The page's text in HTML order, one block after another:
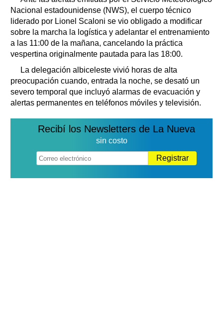
Nacional estadounidense (NWS), el cuerpo técnico
liderado por Lionel Scaloni se vio obligado a modificar
sobre la marcha la logística y adelantar el entrenamiento
a las 11:00 de la mañana, cancelando la práctica
vespertina originalmente pautada para las 18:00.
La delegación albiceleste vivió horas de alta
preocupación cuando, entrada la noche, se desató un
severo temporal que incluyó alarmas de evacuación y
alertas permanentes en teléfonos móviles y televisión.
Recibí los Newsletters de La Nueva
sin costo
Registrar